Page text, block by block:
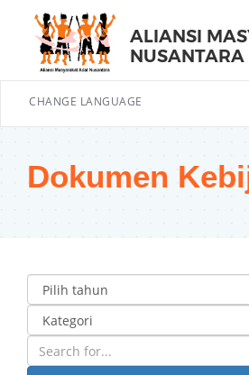
ALIANSI
NUSANTARA
CHANGE LANGUAGE
Dokumen